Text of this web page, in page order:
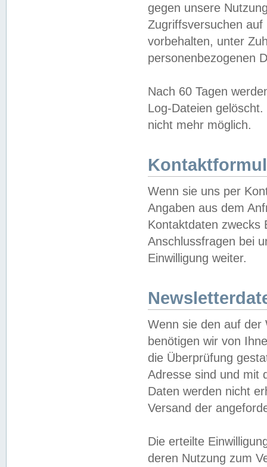
gegen unsere
Zugriffsversuchen
vorbehalten, unter
personenbezogenen
Nach 60 Tagen
Log-Dateien
nicht mehr möglich.
Wenn sie uns per
Angaben aus dem
Kontaktdaten zwecks
Anschlussfragen bei
Einwilligung weiter.
Wenn sie den auf der
benötigen wir von
die Überprüfung
Adresse sind und mit
Daten werden nicht
Versand der
Die erteilte
deren Nutzung zum